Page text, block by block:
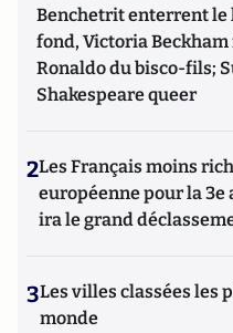
Benchetrit enterrent le
fond, Victoria
Ronaldo du bisco-fils;
Shakespeare queer
2Les Français moins
européenne pour la 3e
ira le grand
3Les villes classées les
monde